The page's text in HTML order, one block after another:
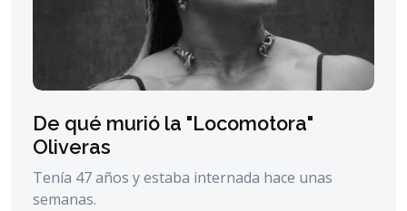
De qué murió la "Locomotora"
Oliveras
Tenía 47 años y estaba internada hace unas
semanas.